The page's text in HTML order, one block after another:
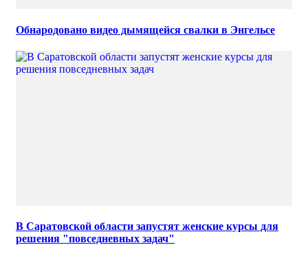
Обнародовано видео дымящейся свалки в Энгельсе
В Саратовской области запустят женские курсы для
решения "повседневных задач"